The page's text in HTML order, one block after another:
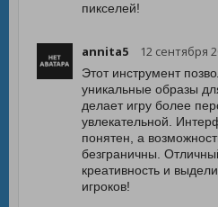
пикселей!
annita5 12 сентября
Этот инструмент
уникальные образы
делает игру более
увлекательной.
понятен, а
безграничны.
креативность и
игроков!